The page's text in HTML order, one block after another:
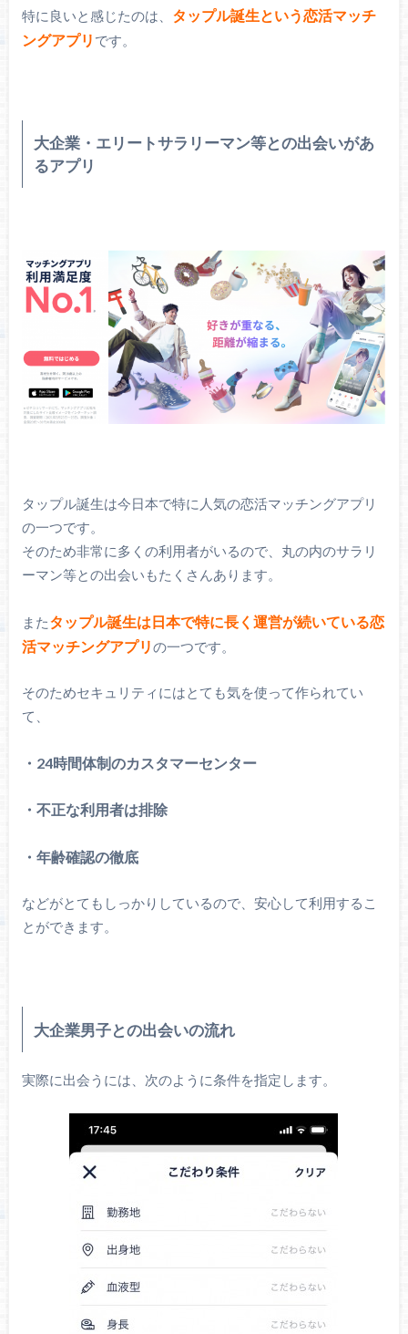
特に良いと感じたのは、 タップル誕生という恋活マッチ
ングアプリ です。
大企業・エリートサラリーマン等との出会いがあ
るアプリ
タップル誕生は今日本で特に人気の恋活マッチングアプリ
の一つです。
そのため非常に多くの利用者がいるので、丸の内のサラリ
ーマン等との出会いもたくさんあります。
またタップル誕生は日本で特に長く運営が続いている恋
活マッチングアプリの一つです。
そのためセキュリティにはとても気を使って作られてい
て、
・24時間体制のカスタマーセンター
・不正な利用者は排除
・年齢確認の徹底
などがとてもしっかりしているので、安心して利用するこ
とができます。
大企業男子との出会いの流れ
実際に出会うには、次のように条件を指定します。